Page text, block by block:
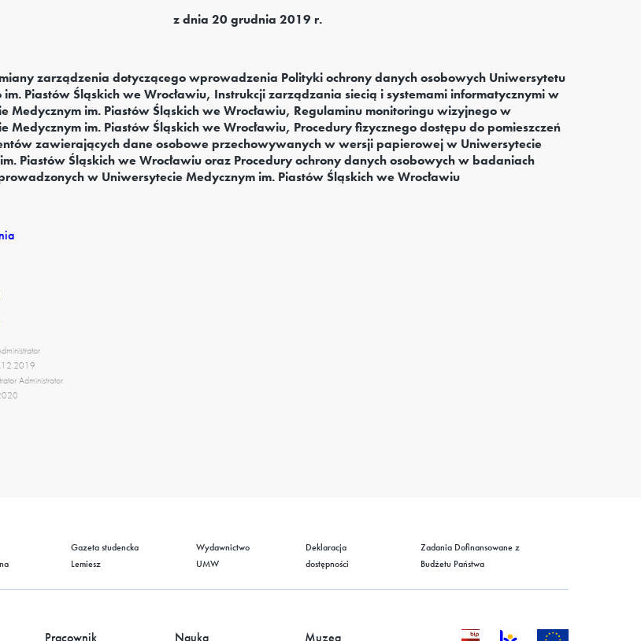
z dnia 20 grudnia 2019 r.
zarządzenia dotyczącego wprowadzenia Polityki ochrony danych osobowych Uniwersytetu
Piastów Śląskich we Wrocławiu, Instrukcji zarządzania siecią i systemami informatycznymi w
Medycznym im. Piastów Śląskich we Wrocławiu, Regulaminu monitoringu wizyjnego w
Medycznym im. Piastów Śląskich we Wrocławiu, Procedury fizycznego dostępu do pomieszczeń
zawierających dane osobowe przechowywanych w wersji papierowej w Uniwersytecie
Piastów Śląskich we Wrocławiu oraz Procedury ochrony danych osobowych w badaniach
w Uniwersytecie Medycznym im. Piastów Śląskich we Wrocławiu
Administrator
Gazeta studencka
Lemiesz
Wydawnictwo
UMW
Deklaracja
dostępności
Zadania Dofinansowane z
Budżetu Państwa